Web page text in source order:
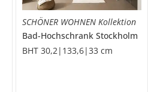
SCHÖNER WOHNEN Kollektion
Bad-Hochschrank Stockholm
BHT 30,2|133,6|33 cm